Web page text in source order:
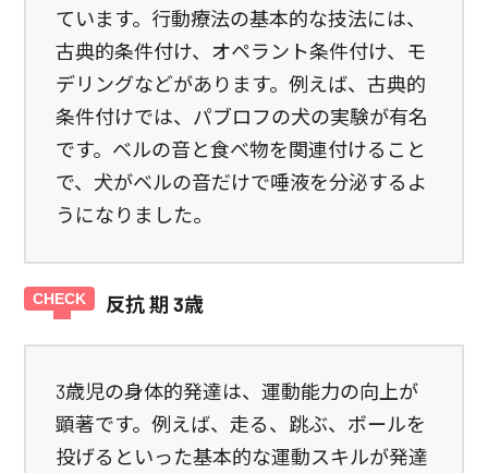
ています。行動療法の基本的な技法には、
古典的条件付け、オペラント条件付け、モ
デリングなどがあります。例えば、古典的
条件付けでは、パブロフの犬の実験が有名
です。ベルの音と食べ物を関連付けること
で、犬がベルの音だけで唾液を分泌するよ
うになりました。
反抗 期 3歳
3歳児の身体的発達は、運動能力の向上が
顕著です。例えば、走る、跳ぶ、ボールを
投げるといった基本的な運動スキルが発達